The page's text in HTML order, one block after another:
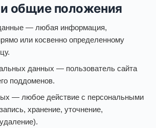
общие положения
— любая информация,
или косвенно определенному
данных — пользователь сайта
поддоменов.
— любое действие с персональными
хранение, уточнение,